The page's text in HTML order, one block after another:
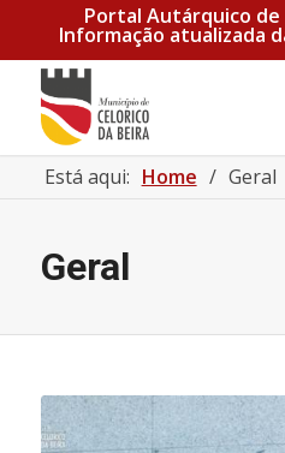
Portal Autárquico de
Informação atualizada
Está aqui: Home / Geral
Geral